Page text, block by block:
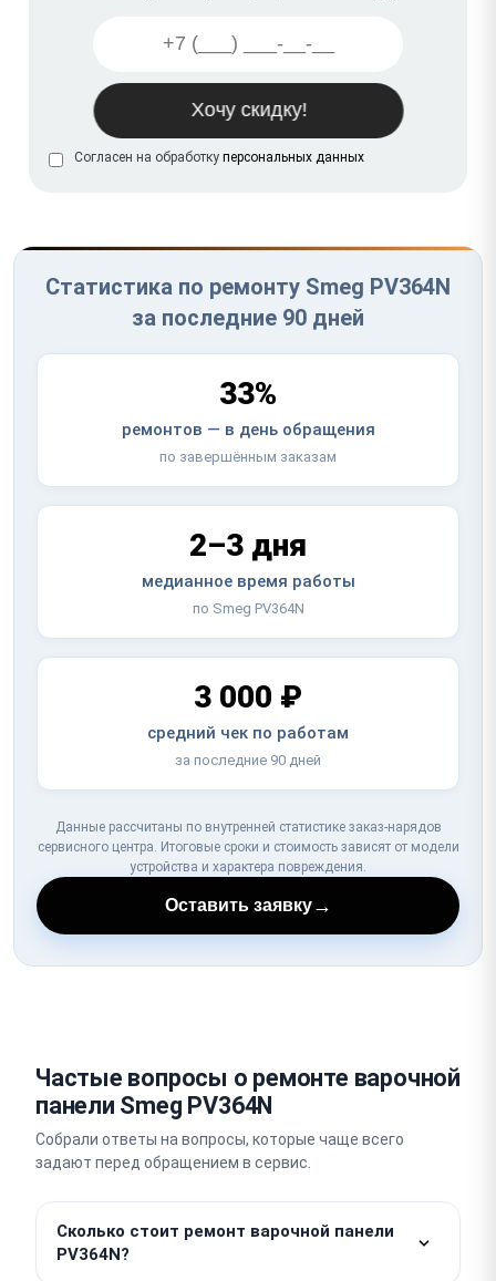
Согласен на обработку персональных данных
Статистика по ремонту Smeg PV364N
за последние 90 дней
33%
ремонтов — в день обращения
по завершённым заказам
2–3 дня
медианное время работы
по Smeg PV364N
3 000 ₽
средний чек по работам
за последние 90 дней
Данные рассчитаны по внутренней статистике заказ-нарядов
сервисного центра. Итоговые сроки и стоимость зависят от модели
устройства и характера повреждения.
Оставить заявку→
Частые вопросы о ремонте варочной
панели Smeg PV364N
Собрали ответы на вопросы, которые чаще всего
задают перед обращением в сервис.
Сколько стоит ремонт варочной панели
PV364N?